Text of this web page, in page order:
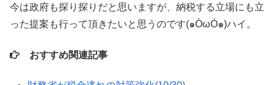
今は政府も探り探りだと思いますが、納税する立場にも立
った提案も行って頂きたいと思うのです(๑ÒωÓ๑)ハイ。
おすすめ関連記事